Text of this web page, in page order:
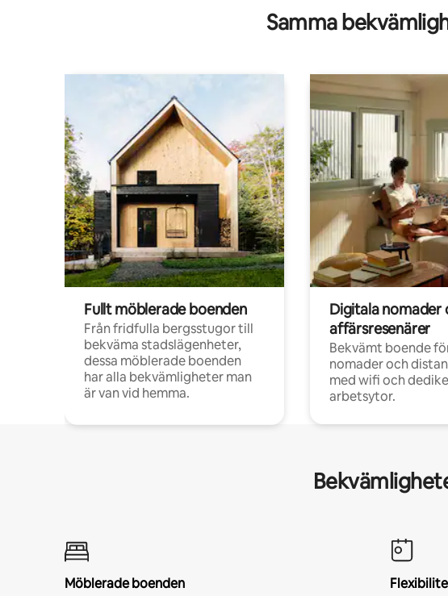
Samma
Fullt möblerade boenden
Från fridfulla bergsstugor till
bekväma stadslägenheter,
dessa möblerade boenden
har alla bekvämligheter man
är van vid hemma.
Digitala nomader
affärsresenärer
Bekvämt boende
nomader och
med wifi och
arbetsytor.
Möblerade boenden